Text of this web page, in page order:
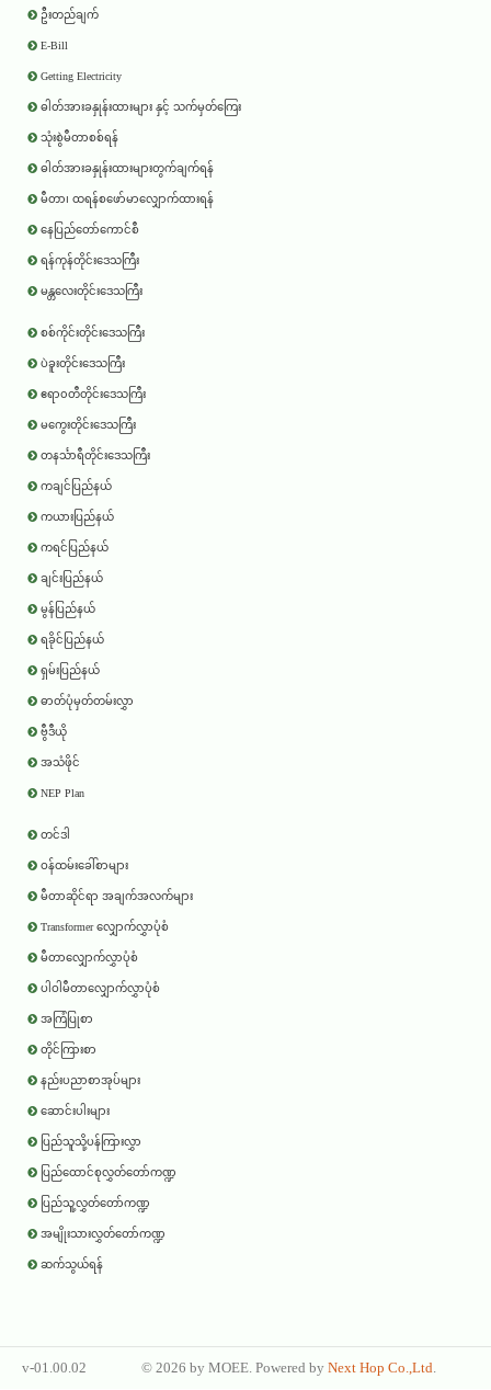
ဦးတည်ချက်
E-Bill
Getting Electricity
ဓါတ်အားခနှုန်းထားများ နှင့် သက်မှတ်ကြေး
သုံးစွဲမီတာစစ်ရန်
ဓါတ်အားခနှုန်းထားများတွက်ချက်ရန်
မီတာ၊ ထရန်စဖော်မာလျှောက်ထားရန်
နေပြည်တော်ကောင်စီ
ရန်ကုန်တိုင်းဒေသကြီး
မန္တလေးတိုင်းဒေသကြီး
စစ်ကိုင်းတိုင်းဒေသကြီး
ပဲခူးတိုင်းဒေသကြီး
ဧရာ၀တီတိုင်းဒေသကြီး
မကွေးတိုင်းဒေသကြီး
တနင်္သာရီတိုင်းဒေသကြီး
ကချင်ပြည်နယ်
ကယားပြည်နယ်
ကရင်ပြည်နယ်
ချင်းပြည်နယ်
မွန်ပြည်နယ်
ရခိုင်ပြည်နယ်
ရှမ်းပြည်နယ်
ဓာတ်ပုံမှတ်တမ်းလွှာ
ဗွီဒီယို
အသံဖိုင်
NEP Plan
တင်ဒါ
ဝန်ထမ်းခေါ်စာများ
မီတာဆိုင်ရာ အချက်အလက်များ
Transformer လျှောက်လွှာပုံစံ
မီတာလျှောက်လွှာပုံစံ
ပါဝါမီတာလျှောက်လွှာပုံစံ
အကြံပြုစာ
တိုင်ကြားစာ
နည်းပညာစာအုပ်များ
ဆောင်းပါးများ
ပြည်သူသို့ပန်ကြားလွှာ
ပြည်ထောင်စုလွှတ်တော်ကဏ္ဍ
ပြည်သူ့လွှတ်တော်ကဏ္ဍ
အမျိုးသားလွှတ်တော်ကဏ္ဍ
ဆက်သွယ်ရန်
v-01.00.02 © 2026 by MOEE. Powered by Next Hop Co.,Ltd.